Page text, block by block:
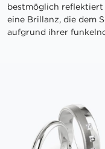
bestmöglich
eine Brillanz, die dem
aufgrund ihrer